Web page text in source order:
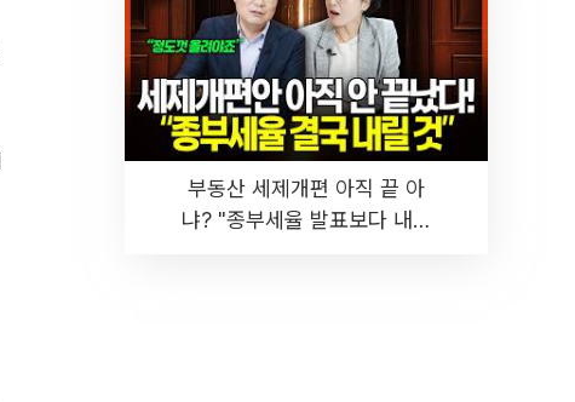
부동산 세제개편 아직 끝 아
냐? "종부세율 발표보다 내릴